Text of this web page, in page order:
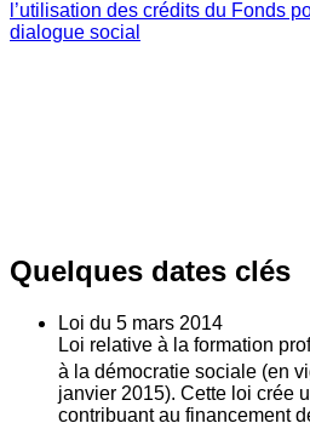
l’utilisation des crédits du Fonds
dialogue social
Quelques dates clés
Loi du 5 mars 2014
Loi relative à la formation
à la démocratie sociale (en
janvier 2015). Cette loi crée
contribuant au financement